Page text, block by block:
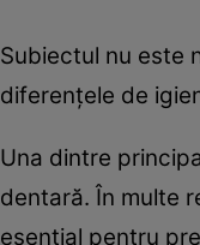
Subiectul nu este
diferențele de
Una dintre
dentară. În multe
esențial pentru